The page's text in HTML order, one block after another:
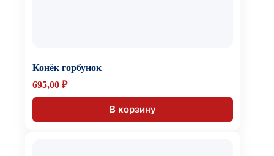
Конёк горбунок
695,00 ₽
В корзину